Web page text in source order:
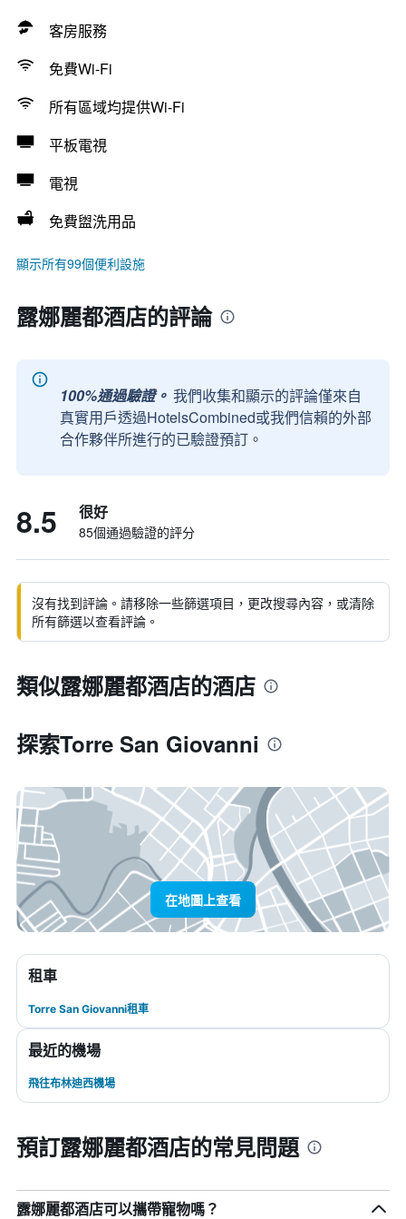
客房服務
免費Wi-Fi
所有區域均提供Wi-Fi
平板電視
電視
免費盥洗用品
顯示所有99個便利設施
露娜麗都酒店的評論
100%通過驗證。 我們收集和顯示的評論僅來自
真實用戶透過HotelsCombined或我們信賴的外部
合作夥伴所進行的已驗證預訂。
8.5 很好
85個通過驗證的評分
沒有找到評論。請移除一些篩選項目，更改搜尋內容，或清除
所有篩選以查看評論。
類似露娜麗都酒店的酒店
探索Torre San Giovanni
在地圖上查看
租車
Torre San Giovanni租車
最近的機場
飛往布林迪西機場
預訂露娜麗都酒店的常見問題
露娜麗都酒店可以攜帶寵物嗎？